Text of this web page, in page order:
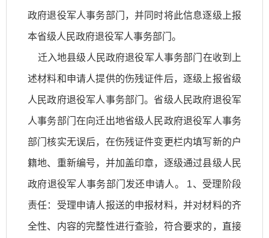
政府退役军人事务部门，并同时将此信息逐级上报
本省级人民政府退役军人事务部门。
迁入地县级人民政府退役军人事务部门在收到上
述材料和申请人提供的伤残证件后，逐级上报省级
人民政府退役军人事务部门。省级人民政府退役军
人事务部门在向迁出地省级人民政府退役军人事务
部门核实无误后，在伤残证件变更栏内填写新的户
籍地、重新编号，并加盖印章，逐级通过县级人民
政府退役军人事务部门发还申请人。 1、受理阶段
责任：受理申请人报送的申报材料，并对材料的齐
全性、内容的完整性进行查验，符合要求的，直接